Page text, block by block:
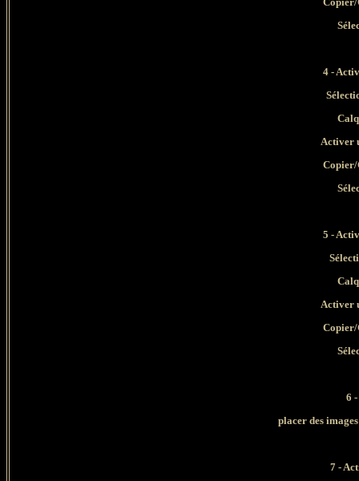
4 -
Activer
Copier/
5 -
Activer
Copier/
6
placer des
7 -